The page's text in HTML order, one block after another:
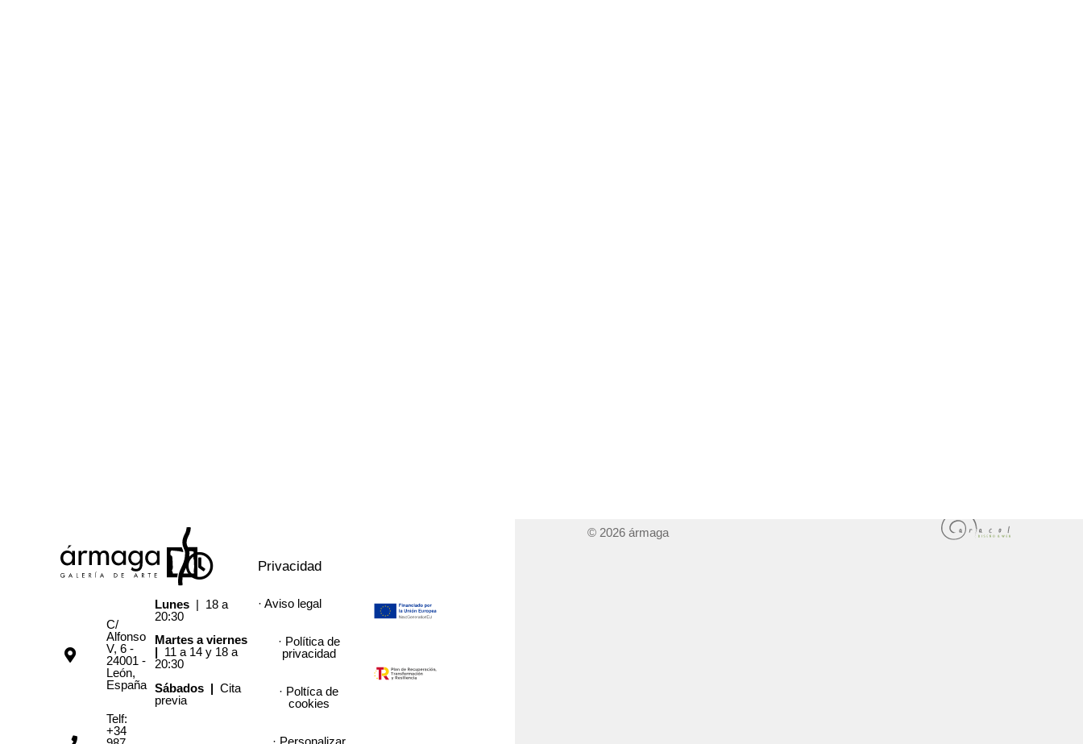
C/
Alfonso
V, 6 -
24001 -
León,
España
Telf:
+34
Lunes | 18 a
20:30
Martes a viernes
| 11 a 14 y 18 a
20:30
Sábados |Cita
previa
Privacidad
· Aviso legal
· Política de
privacidad
· Poltíca de
cookies
· Personalizar
© 2026 ármaga